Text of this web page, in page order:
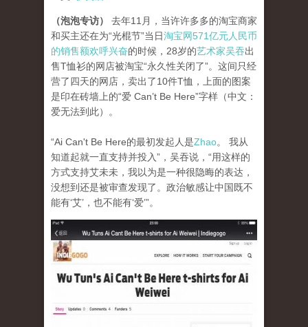
（泡泡专访）
去年11月，当许许多多的淘宝商家
和买主还在为“光棍节”当日淘宝网571亿元人民币
的销售额欢呼兴奋的时候，28岁的艺术家吴吞出
售T恤衫的网店被淘宝“永久性关闭了”。这间只经
营了四天的网店，卖出了10件T恤，上面的图案
是印在砖墙上的“爱 Can’t Be Here”字样（中文：
爱无法到此）。
“Ai Can't Be Here的最初发起人是Zhao。 我从
知道起就一直支持并投入”，吴吞说，“用这样的
方式支持艾未未，我以为是一种很隐晦的表达，
没想到还是被审查发现了。政治敏感让中国既不
能有‘艾’，也不能有‘爱’”。